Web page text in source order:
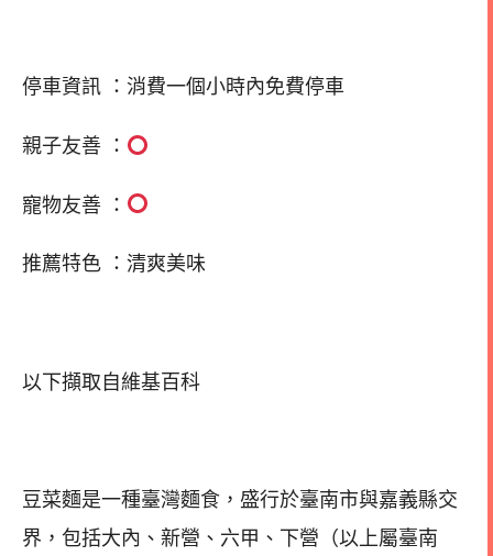
停車資訊 ：消費一個小時內免費停車
親子友善 ：
寵物友善 ：
推薦特色 ：清爽美味
以下擷取自維基百科
豆菜麵是一種臺灣麵食，盛行於臺南市與嘉義縣交
界，包括大內、新營、六甲、下營（以上屬臺南